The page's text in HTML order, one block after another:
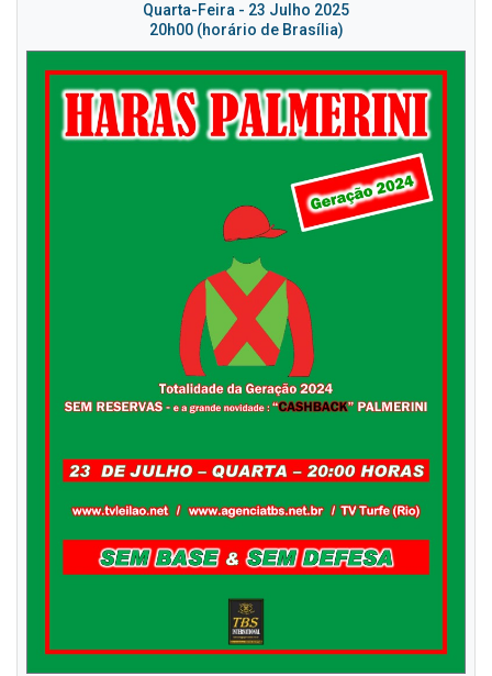
Quarta-Feira - 23 Julho 2025
20h00 (horário de Brasília)